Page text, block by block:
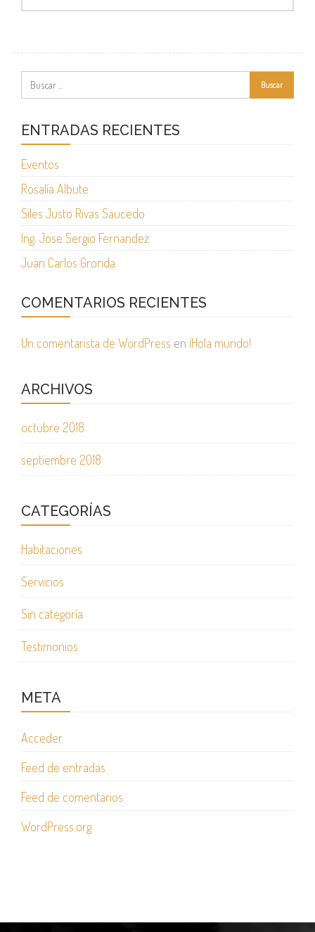
ENTRADAS RECIENTES
Eventos
Rosalía Albute
Siles Justo Rivas Saucedo
Ing. Jose Sergio Fernandez
Juan Carlos Gronda
COMENTARIOS RECIENTES
Un comentarista de WordPress en ¡Hola mundo!
ARCHIVOS
octubre 2018
septiembre 2018
CATEGORÍAS
Habitaciones
Servicios
Sin categoría
Testimonios
META
Acceder
Feed de entradas
Feed de comentarios
WordPress.org